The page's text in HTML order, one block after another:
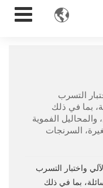

التسرب
بما في ذلك
الفموية
السرنجات
واختبار التسرب
بما في ذلك